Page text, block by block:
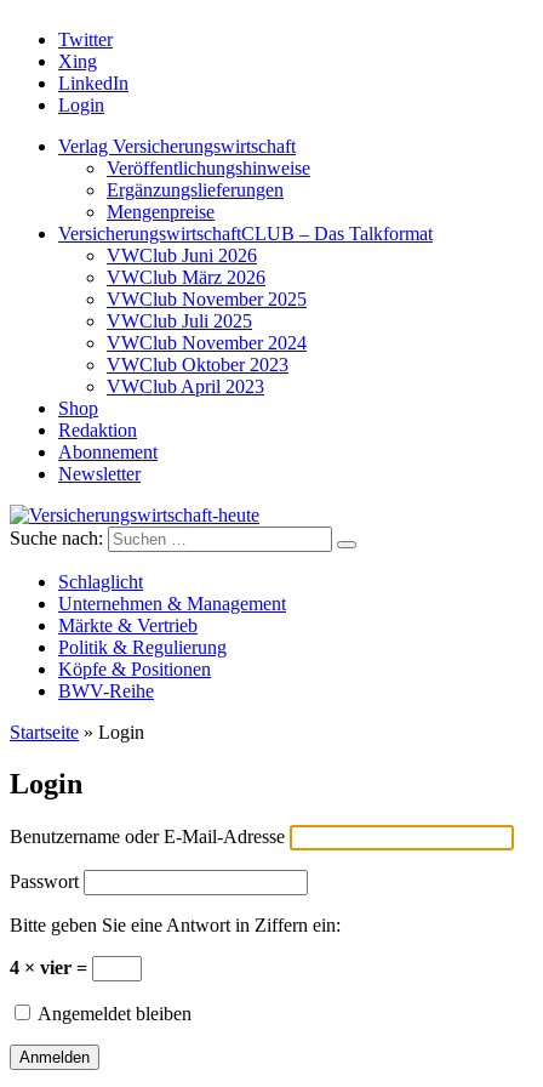
Twitter
Xing
LinkedIn
Login
Verlag Versicherungswirtschaft
Veröffentlichungshinweise
Ergänzungslieferungen
Mengenpreise
VersicherungswirtschaftCLUB – Das Talkformat
VWClub Juni 2026
VWClub März 2026
VWClub November 2025
VWClub Juli 2025
VWClub November 2024
VWClub Oktober 2023
VWClub April 2023
Shop
Redaktion
Abonnement
Newsletter
Versicherungswirtschaft-heute
Suche nach:
Schlaglicht
Unternehmen & Management
Märkte & Vertrieb
Politik & Regulierung
Köpfe & Positionen
BWV-Reihe
Startseite » Login
Login
Benutzername oder E-Mail-Adresse
Passwort
Bitte geben Sie eine Antwort in Ziffern ein:
4 × vier =
Angemeldet bleiben